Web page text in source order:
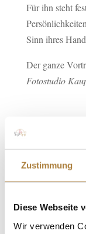
Zustimmung
Diese Webseite
Wir verwenden
Für ihn steht
Sinn ihres
Der ganze
Fotostudio